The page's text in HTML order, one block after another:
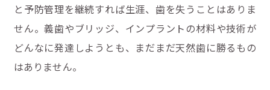
と予防管理を継続すれば生涯、歯を失うことはありま
せん。義歯やブリッジ、インプラントの材料や技術が
どんなに発達しようとも、まだまだ天然歯に勝るもの
はありません。